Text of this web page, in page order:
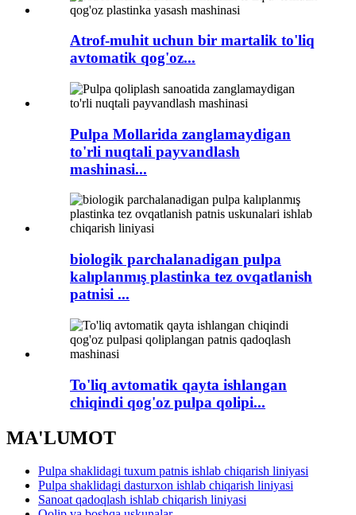
Atrof-muhit uchun bir martalik to'liq
avtomatik qog'oz...
Pulpa Mollarida zanglamaydigan
to'rli nuqtali payvandlash
mashinasi...
biologik parchalanadigan pulpa
kalıplanmış plastinka tez ovqatlanish
patnisi ​​...
To'liq avtomatik qayta ishlangan
chiqindi qog'oz pulpa qolipi...
MA'LUMOT
Pulpa shaklidagi tuxum patnis ishlab chiqarish liniyasi
Pulpa shaklidagi dasturxon ishlab chiqarish liniyasi
Sanoat qadoqlash ishlab chiqarish liniyasi